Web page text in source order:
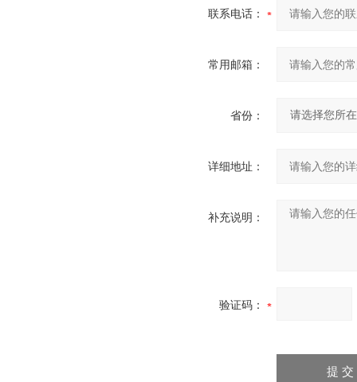
联系电话：
常用邮箱：
省份：
详细地址：
补充说明：
验证码：